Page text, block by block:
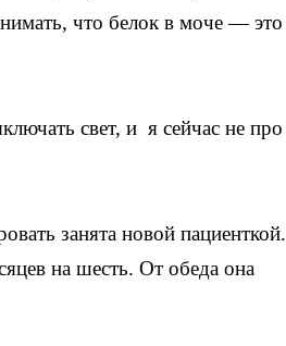
что белок в моче —
свет, и я сейчас не про
занята новой
на шесть. От обеда она